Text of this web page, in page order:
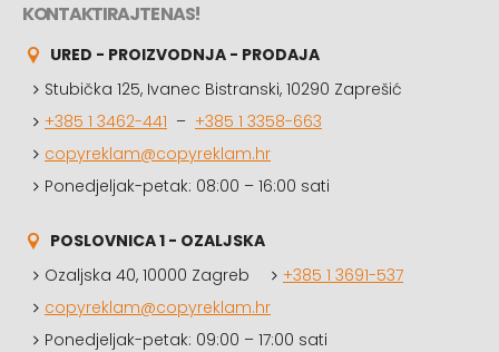
KONTAKTIRAJTE NAS!
URED - PROIZVODNJA - PRODAJA
Stubička 125, Ivanec Bistranski, 10290 Zaprešić
+385 1 3462-441 – +385 1 3358-663
copyreklam@copyreklam.hr
Ponedjeljak-petak: 08:00 – 16:00 sati
POSLOVNICA 1 - OZALJSKA
Ozaljska 40, 10000 Zagreb
+385 1 3691-537
copyreklam@copyreklam.hr
Ponedjeljak-petak: 09:00 – 17:00 sati